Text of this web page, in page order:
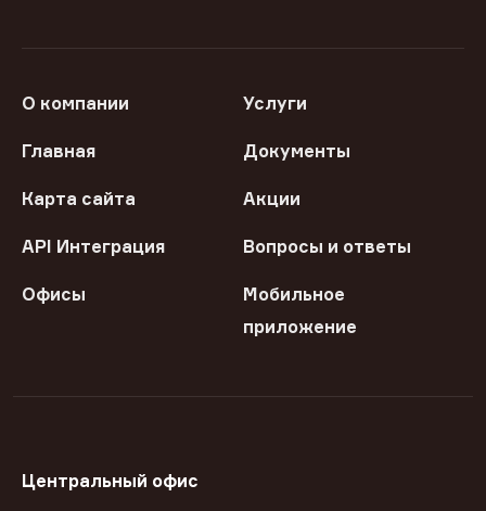
О компании Услуги
Главная Документы
Карта сайта Акции
API Интеграция Вопросы и ответы
Офисы
Мобильное
приложение
Центральный офис